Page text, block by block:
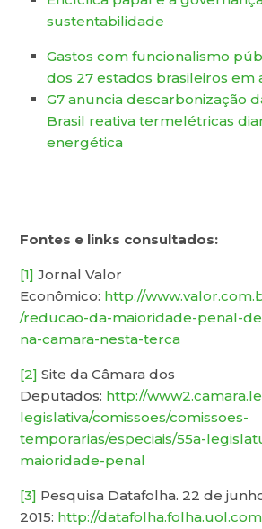
sustentabilidade
Gastos com funcionalismo
dos 27 estados brasileiros em
G7 anuncia descarbonização
Brasil reativa termelétricas
energética
Fontes e links consultados:
[1] Jornal Valor
Econômico: http://
/reducao-da-maioridade-penal-
na-camara-nesta-terca
[2] Site da Câmara dos
Deputados: http://
legislativa/comissoes/comissoes-
temporarias/especiais/55a-
maioridade-penal
[3] Pesquisa Datafolha. 22 de
2015: http://